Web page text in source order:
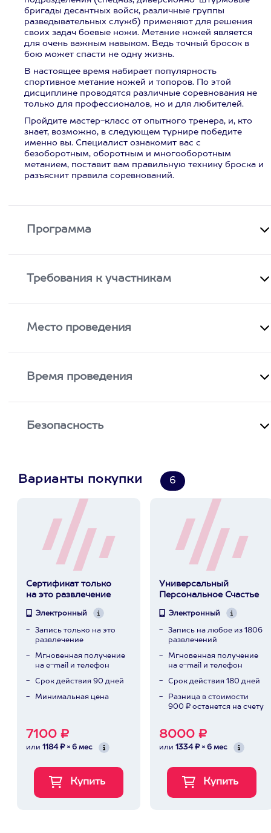
бригады десантных войск, различные группы
разведывательных служб) применяют для решения
своих задач боевые ножи. Метание ножей является
для очень важным навыком. Ведь точный бросок в
бою может спасти не одну жизнь.
В настоящее время набирает популярность
спортивное метание ножей и топоров. По этой
дисциплине проводятся различные соревнования не
только для профессионалов, но и для любителей.
Пройдите мастер-класс от опытного тренера, и, кто
знает, возможно, в следующем турнире победите
именно вы. Специалист ознакомит вас с
безоборотным, оборотным и многооборотным
метанием, поставит вам правильную технику броска и
разъяснит правила соревнований.
Программа
Требования к участникам
Место проведения
Время проведения
Безопасность
Варианты покупки 6
Сертификат только
на это развлечение
Электронный
Запись только на это
развлечение
Мгновенная получение
на e-mail и телефон
Срок действия 90 дней
Минимальная цена
7100 ₽
или 1184 ₽ × 6 мес
Универсальный
Персональное Счастье
Электронный
Запись на любое из 1806
развлечений
Мгновенная получение
на e-mail и телефон
Срок действия 180 дней
Разница в стоимости
900 ₽ останется на счету
8000 ₽
или 1334 ₽ × 6 мес